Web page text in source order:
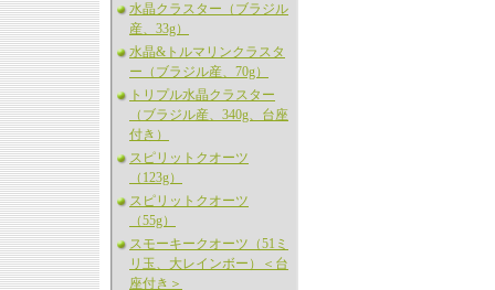
水晶クラスター（ブラジル
産、33g）
水晶&トルマリンクラスタ
ー（ブラジル産、70g）
トリプル水晶クラスター
（ブラジル産、340g、台座
付き）
スピリットクオーツ
（123g）
スピリットクオーツ
（55g）
スモーキークオーツ（51ミ
リ玉、大レインボー）＜台
座付き＞